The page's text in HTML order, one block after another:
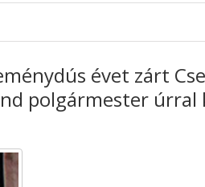
évet zárt
polgármester